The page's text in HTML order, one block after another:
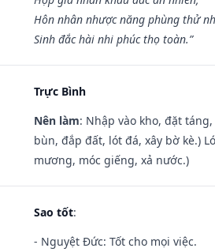
Hôn nhân nhược năng phùng thử
Sinh đắc hài nhi phúc thọ toàn.”
Trực Bình
Nên làm: Nhập vào kho, đặt
bùn, đắp đất, lót đá, xây bờ kè.)
mương, móc giếng, xả nước.)
Sao tốt:
- Nguyệt Đức: Tốt cho mọi việc.